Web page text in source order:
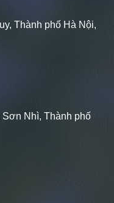
Thành phố Hà Nội,
Nhì, Thành phố